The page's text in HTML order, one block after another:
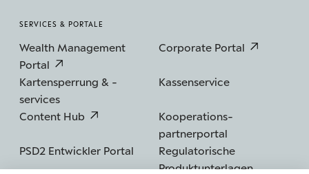
SERVICES & PORTALE
Wealth Management
Portal
Corporate Portal
Kartensperrung & -
services
Kassenservice
Content Hub
Kooperations­
partnerportal
PSD2 Entwickler Portal
Regulatorische
Produktunterlagen